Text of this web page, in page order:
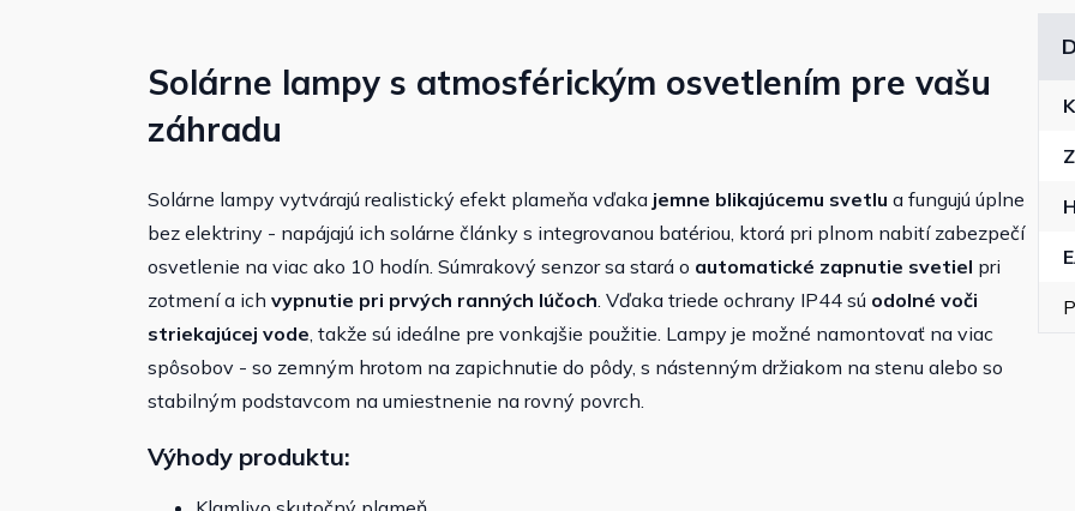
Solárne lampy s atmosférickým osvetlením pre vašu
záhradu
Solárne lampy vytvárajú realistický efekt plameňa vďaka jemne blikajúcemu svetlu a fungujú úplne
bez elektriny - napájajú ich solárne články s integrovanou batériou, ktorá pri plnom nabití zabezpečí
osvetlenie na viac ako 10 hodín. Súmrakový senzor sa stará o automatické zapnutie svetiel pri
zotmení a ich vypnutie pri prvých ranných lúčoch. Vďaka triede ochrany IP44 sú odolné voči
striekajúcej vode, takže sú ideálne pre vonkajšie použitie. Lampy je možné namontovať na viac
spôsobov - so zemným hrotom na zapichnutie do pôdy, s nástenným držiakom na stenu alebo so
stabilným podstavcom na umiestnenie na rovný povrch.
Výhody produktu: